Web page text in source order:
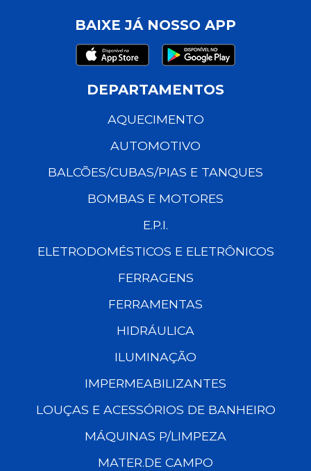
BAIXE JÁ NOSSO APP
DEPARTAMENTOS
AQUECIMENTO
AUTOMOTIVO
BALCÕES/CUBAS/PIAS E TANQUES
BOMBAS E MOTORES
E.P.I.
ELETRODOMÉSTICOS E ELETRÔNICOS
FERRAGENS
FERRAMENTAS
HIDRÁULICA
ILUMINAÇÃO
IMPERMEABILIZANTES
LOUÇAS E ACESSÓRIOS DE BANHEIRO
MÁQUINAS P/LIMPEZA
MATER.DE CAMPO